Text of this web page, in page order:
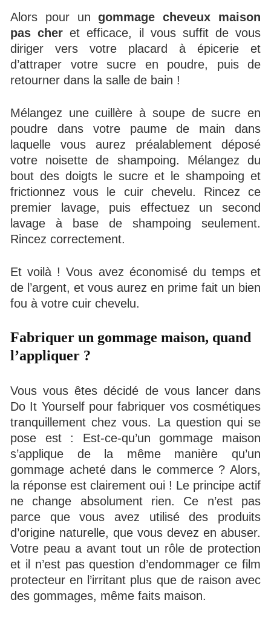
Alors pour ungommage cheveux maison
pas cher et efficace, il vous suffit de vous
diriger vers votre placard à épicerie et
d’attraper votre sucre en poudre, puis de
retourner dans la salle de bain !
Mélangez une cuillère à soupe de sucre en
poudre dans votre paume de main dans
laquelle vous aurez préalablement déposé
votre noisette de shampoing. Mélangez du
bout des doigts le sucre et le shampoing et
frictionnez vous le cuir chevelu. Rincez ce
premier lavage, puis effectuez un second
lavage à base de shampoing seulement.
Rincez correctement.
Et voilà ! Vous avez économisé du temps et
de l’argent, et vous aurez en prime fait un bien
fou à votre cuir chevelu.
Fabriquer un gommage maison, quand
l’appliquer ?
Vous vous êtes décidé de vous lancer dans
Do It Yourself pour fabriquer vos cosmétiques
tranquillement chez vous. La question qui se
pose est : Est-ce-qu’un gommage maison
s’applique de la même manière qu’un
gommage acheté dans le commerce ? Alors,
la réponse est clairement oui ! Le principe actif
ne change absolument rien. Ce n’est pas
parce que vous avez utilisé des produits
d’origine naturelle, que vous devez en abuser.
Votre peau a avant tout un rôle de protection
et il n’est pas question d’endommager ce film
protecteur en l’irritant plus que de raison avec
des gommages, même faits maison.